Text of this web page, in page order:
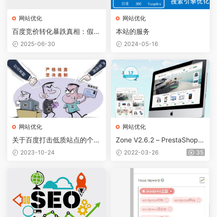
网站优化
百度竞价转化暴跌真相：假流
量or企业自身缺陷？深度拆解
2025-06-30
网站优化
本站的服务
2024-05-16
网站优化
关于百度打击低质站点的个人
看法2023-10-24
网站优化
Zone V2.6.2 – PrestaShop
超市网店模板
2022-03-26 35